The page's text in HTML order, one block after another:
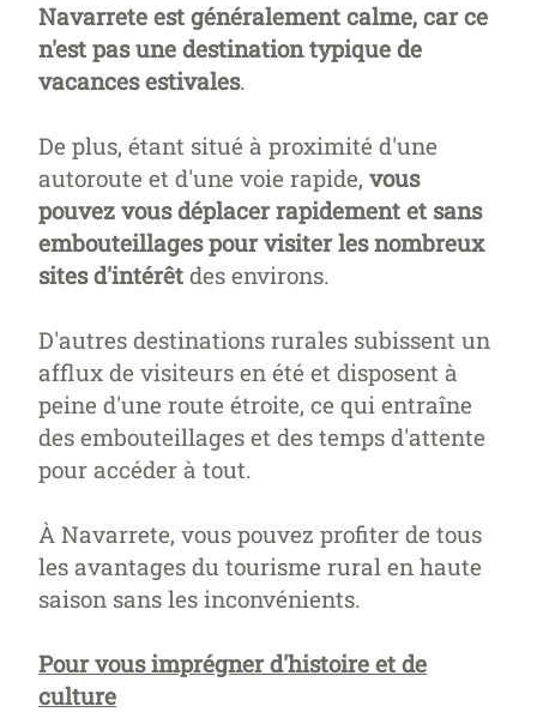
Navarrete est généralement calme, car ce
n'est pas une destination typique de
vacances estivales.
De plus, étant situé à proximité d'une
autoroute et d'une voie rapide, vous
pouvez vous déplacer rapidement et sans
embouteillages pour visiter les nombreux
sites d'intérêt des environs.
D'autres destinations rurales subissent un
afflux de visiteurs en été et disposent à
peine d'une route étroite, ce qui entraîne
des embouteillages et des temps d'attente
pour accéder à tout.
À Navarrete, vous pouvez profiter de tous
les avantages du tourisme rural en haute
saison sans les inconvénients.
Pour vous imprégner d'histoire et de
culture